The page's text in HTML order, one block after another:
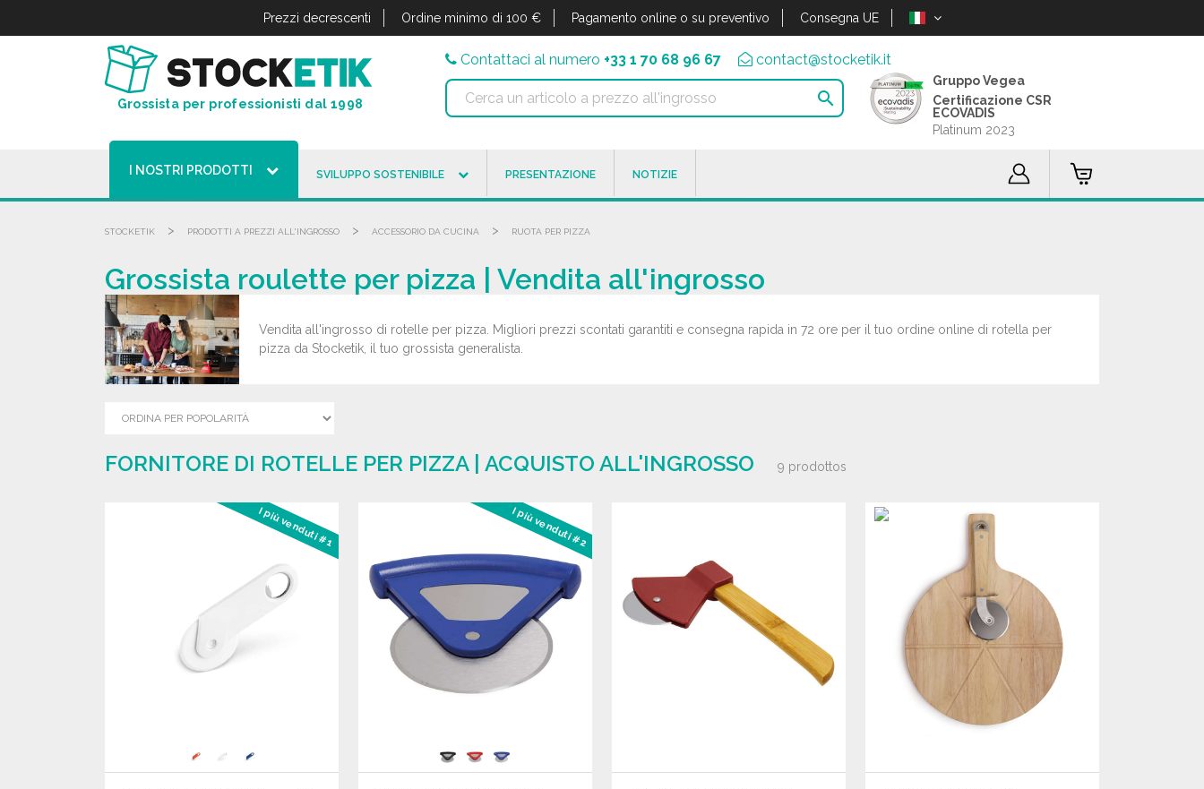
Prezzi decrescenti Ordine minimo di 100 € Pagamento online o su preventivo Consegna UE
Grossista per professionisti dal 1998
Contattaci al numero +33 1 70 68 96 67 contact@stocketik.it

Gruppo Vegea
Certificazione CSR
ECOVADIS
Platinum 2023
I NOSTRI PRODOTTI SVILUPPO SOSTENIBILE PRESENTAZIONE NOTIZIE
STOCKETIK > PRODOTTI A PREZZI ALL'INGROSSO > ACCESSORIO DA CUCINA > RUOTA PER PIZZA
Grossista roulette per pizza | Vendita all'ingrosso
Vendita all'ingrosso di rotelle per pizza. Migliori prezzi scontati garantiti e consegna rapida in 72 ore per il tuo ordine online di rotella per
pizza da Stocketik, il tuo grossista generalista.
FORNITORE DI ROTELLE PER PIZZA | ACQUISTO ALL'INGROSSO 9 prodottos
I più venduti #1 I più venduti #2